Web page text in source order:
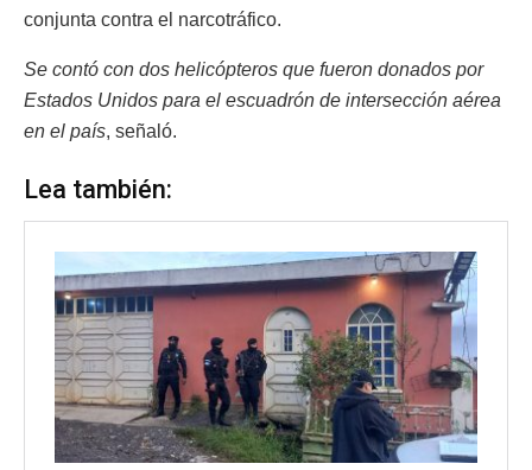
conjunta contra el narcotráfico.
Se contó con dos helicópteros que fueron donados por
Estados Unidos para el escuadrón de intersección aérea
en el país, señaló.
Lea también: